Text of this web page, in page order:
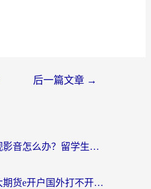
后一篇文章 →
在国外不能看央视影音怎么办？留学生亲测的追剧自由指南
海外党必看：光大期货e开户国外打不开？用对回国加速器，追剧听歌看B站全搞定！